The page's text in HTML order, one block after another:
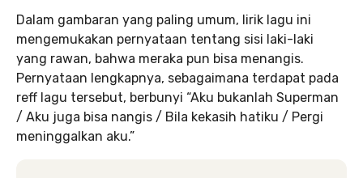
Dalam gambaran yang paling umum, lirik lagu ini
mengemukakan pernyataan tentang sisi laki-laki
yang rawan, bahwa meraka pun bisa menangis.
Pernyataan lengkapnya, sebagaimana terdapat pada
reff lagu tersebut, berbunyi “Aku bukanlah Superman
/ Aku juga bisa nangis / Bila kekasih hatiku / Pergi
meninggalkan aku.”